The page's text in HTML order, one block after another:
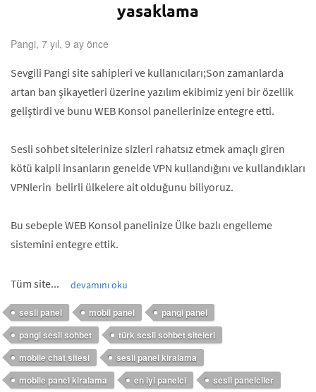
yasaklama
Pangi, 7 yıl, 9 ay önce
Sevgili Pangi site sahipleri ve kullanıcıları;Son zamanlarda
artan ban şikayetleri üzerine yazılım ekibimiz yeni bir özellik
geliştirdi ve bunu WEB Konsol panellerinize entegre etti.
Sesli sohbet sitelerinize sizleri rahatsız etmek amaçlı giren
kötü kalpli insanların genelde VPN kullandığını ve kullandıkları
VPNlerin belirli ülkelere ait olduğunu biliyoruz.
Bu sebeple WEB Konsol panelinize Ülke bazlı engelleme
sistemini entegre ettik.
Tüm site... devamını oku
sesli panel mobil panel
pangi panel
pangi sesli sohbet
türk sesli sohbet siteleri
mobile chat sitesi
sesli panel kiralama
mobile panel kiralama
en iyi panelci
sesli panelciler